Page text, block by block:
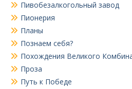
Пивобезалкогольный завод
Пионерия
Планы
Познаем себя?
Похождения Великого
Проза
Путь к Победе